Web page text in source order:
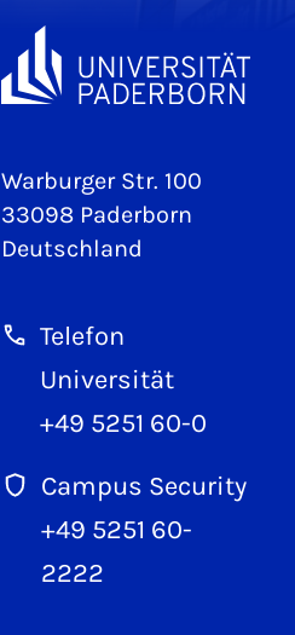
Warburger Str. 100
33098 Paderborn
Deutschland
Telefon
Universität
+49 5251 60-0
Campus Security
+49 5251 60-
2222